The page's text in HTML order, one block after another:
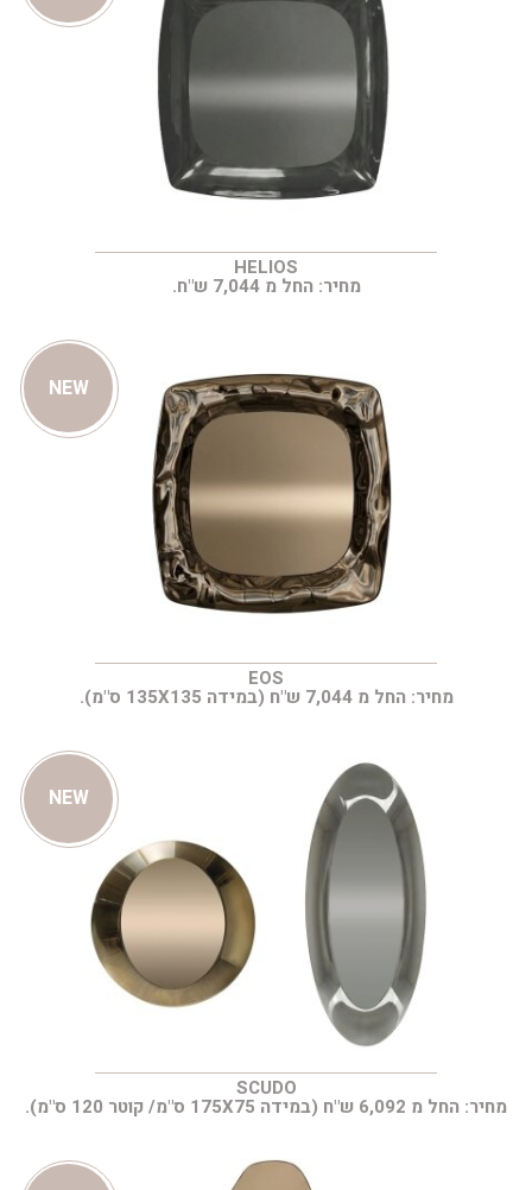
HELIOS
מחיר: החל מ 7,044 ש"ח.
NEW
EOS
מחיר: החל מ 7,044 ש"ח (במידה 135X135 ס"מ).
NEW
SCUDO
מחיר: החל מ 6,092 ש"ח (במידה 175X75 ס"מ/ קוטר 120 ס"מ).